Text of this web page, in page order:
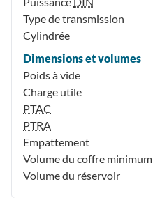
Type de transmission
Cylindrée
Dimensions et volumes
Poids à vide
Charge utile
PTAC
PTRA
Empattement
Volume du coffre minimum
Volume du réservoir